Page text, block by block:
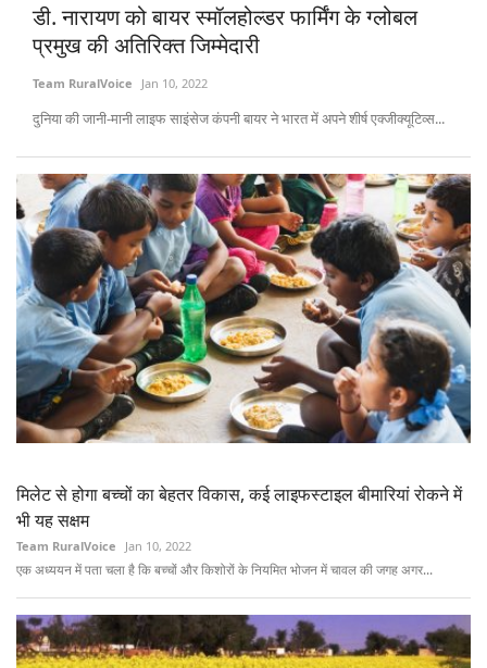
डी. नारायण को बायर स्मॉलहोल्डर फार्मिंग के ग्लोबल
प्रमुख की अतिरिक्त जिम्मेदारी
Team RuralVoice Jan 10, 2022
दुनिया की जानी-मानी लाइफ साइंसेज कंपनी बायर ने भारत में अपने शीर्ष एक्जीक्यूटिव्स...
मिलेट से होगा बच्चों का बेहतर विकास, कई लाइफस्टाइल बीमारियां रोकने में
भी यह सक्षम
Team RuralVoice Jan 10, 2022
एक अध्ययन में पता चला है कि बच्चों और किशोरों के नियमित भोजन में चावल की जगह अगर...